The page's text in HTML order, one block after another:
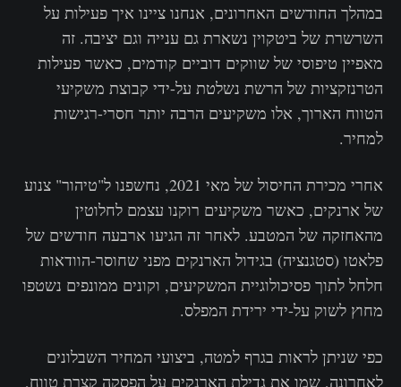
במהלך החודשים האחרונים, אנחנו ציינו איך פעילות על
השרשרת של ביטקוין נשארת גם ענייה וגם יציבה. זה
מאפיין טיפוסי של שווקים דוביים קודמים, כאשר פעילות
הטרנזקציות של הרשת נשלטת על-ידי קבוצת משקיעי
הטווח הארוך, אלו משקיעים הרבה יותר חסרי-רגישות
למחיר.
אחרי מכירת החיסול של מאי 2021, נחשפנו ל"טיהור" צנוע
של ארנקים, כאשר משקיעים רוקנו עצמם לחלוטין
מהאחזקה של המטבע. לאחר זה הגיעו ארבעה חודשים של
פלאטו (סטגנציה) בגידול הארנקים מפני שחוסר-הוודאות
חלחל לתוך פסיכולוגיית המשקיעים, וקונים ממונפים נשטפו
מחוץ לשוק על-ידי ירידת המפלס.
כפי שניתן לראות בגרף למטה, ביצועי המחיר השבלונים
לאחרונה, שמו את גדילת הארנקים על הפסקה קצרת טווח,